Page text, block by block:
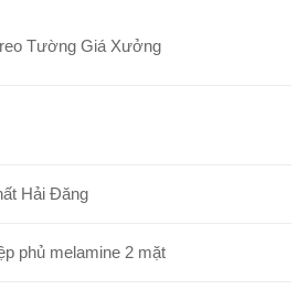
Tường Giá Xưởng
Hải Đăng
phủ melamine 2 mặt